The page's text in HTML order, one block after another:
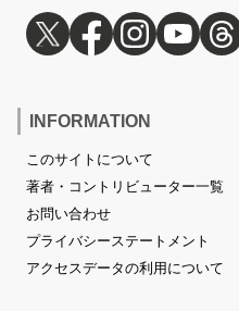
INFORMATION
このサイトについて
著者・コントリビューター一覧
お問い合わせ
プライバシーステートメント
アクセスデータの利用について